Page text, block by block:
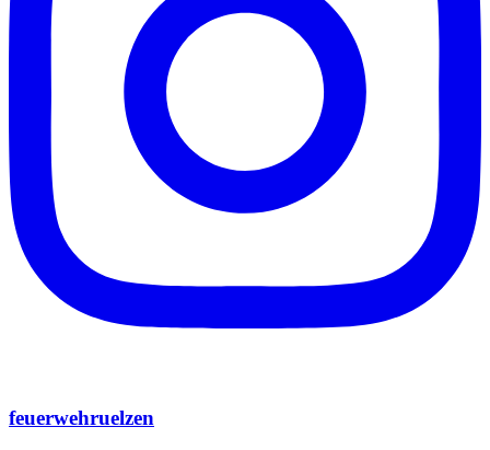
feuerwehruelzen